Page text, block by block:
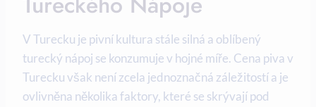
V Turecku je pivní kultura stále silná a oblíbený
turecký nápoj se konzumuje v hojné míře. Cena piva v
Turecku však není zcela jednoznačná záležitostí a je
ovlivněna několika faktory, které se skrývají pod